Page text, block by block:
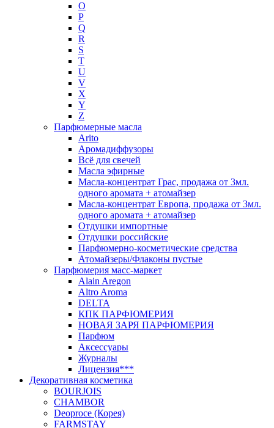
O
P
Q
R
S
T
U
V
X
Y
Z
Парфюмерные масла
Arito
Аромадиффузоры
Всё для свечей
Масла эфирные
Масла-концентрат Грас, продажа от 3мл.
одного аромата + атомайзер
Масла-концентрат Европа, продажа от 3мл.
одного аромата + атомайзер
Отдушки импортные
Отдушки российские
Парфюмерно-косметические средства
Атомайзеры/Флаконы пустые
Парфюмерия масс-маркет
Alain Aregon
Altro Aroma
DELTA
КПК ПАРФЮМЕРИЯ
НОВАЯ ЗАРЯ ПАРФЮМЕРИЯ
Парфюм
Аксессуары
Журналы
Лицензия***
Декоративная косметика
BOURJOIS
CHAMBOR
Deoproce (Корея)
FARMSTAY